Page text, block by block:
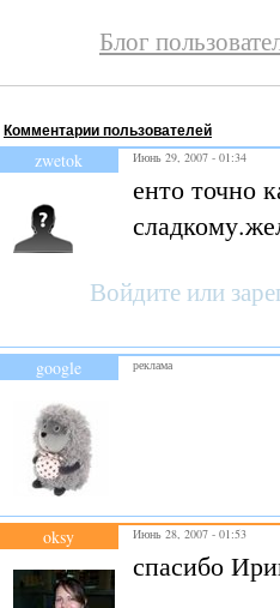
Блог
Комментарии пользователей
zwetok Июнь 29, 2007 - 01:34
енто точно
Войдите или
google реклама
oksy Июнь 28, 2007 - 01:53
спасибо